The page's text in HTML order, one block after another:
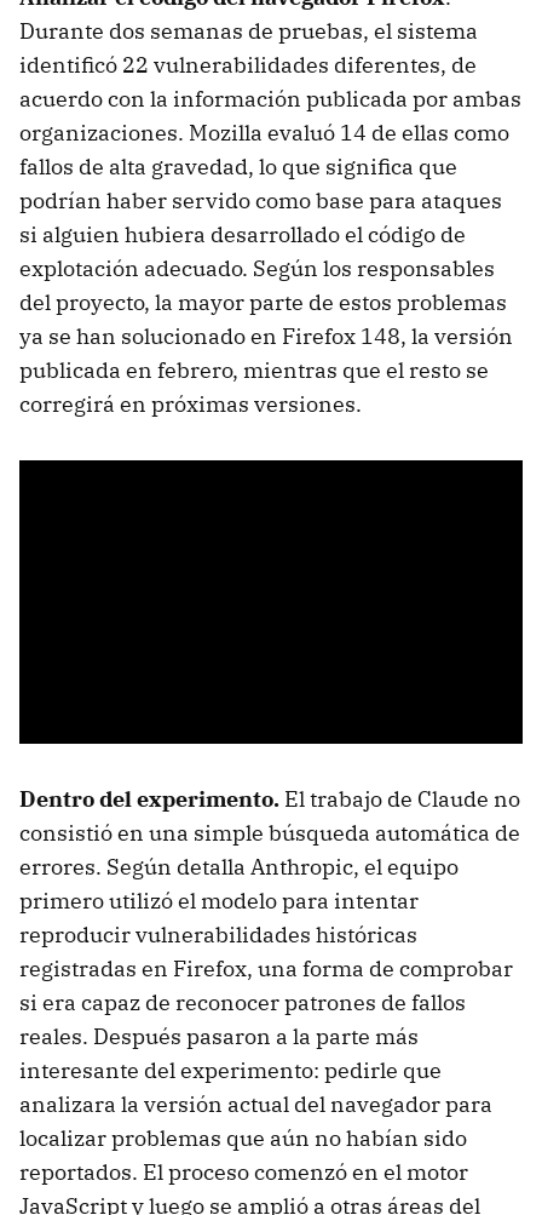
Durante dos semanas de pruebas, el sistema
identificó 22 vulnerabilidades diferentes, de
acuerdo con la información publicada por ambas
organizaciones. Mozilla evaluó 14 de ellas como
fallos de alta gravedad, lo que significa que
podrían haber servido como base para ataques
si alguien hubiera desarrollado el código de
explotación adecuado. Según los responsables
del proyecto, la mayor parte de estos problemas
ya se han solucionado en Firefox 148, la versión
publicada en febrero, mientras que el resto se
corregirá en próximas versiones.
Dentro del experimento. El trabajo de Claude no
consistió en una simple búsqueda automática de
errores. Según detalla Anthropic, el equipo
primero utilizó el modelo para intentar
reproducir vulnerabilidades históricas
registradas en Firefox, una forma de comprobar
si era capaz de reconocer patrones de fallos
reales. Después pasaron a la parte más
interesante del experimento: pedirle que
analizara la versión actual del navegador para
localizar problemas que aún no habían sido
reportados. El proceso comenzó en el motor
JavaScript y luego se amplió a otras áreas del